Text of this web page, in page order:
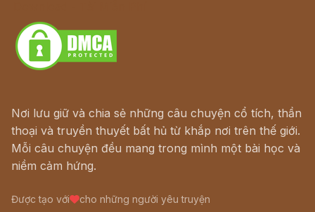
Nơi lưu giữ và chia sẻ những câu chuyện cổ tích, thần
thoại và truyền thuyết bất hủ từ khắp nơi trên thế giới.
Mỗi câu chuyện đều mang trong mình một bài học và
niềm cảm hứng.
Được tạo với cho những người yêu truyện